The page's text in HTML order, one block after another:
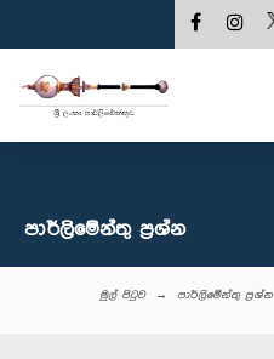
පාර්ලි‌මේන්තු‌ ප්‍රශ්න
මුල් පිටුව පාර්ලි‌මේන්තු‌ ප්‍රශ්න